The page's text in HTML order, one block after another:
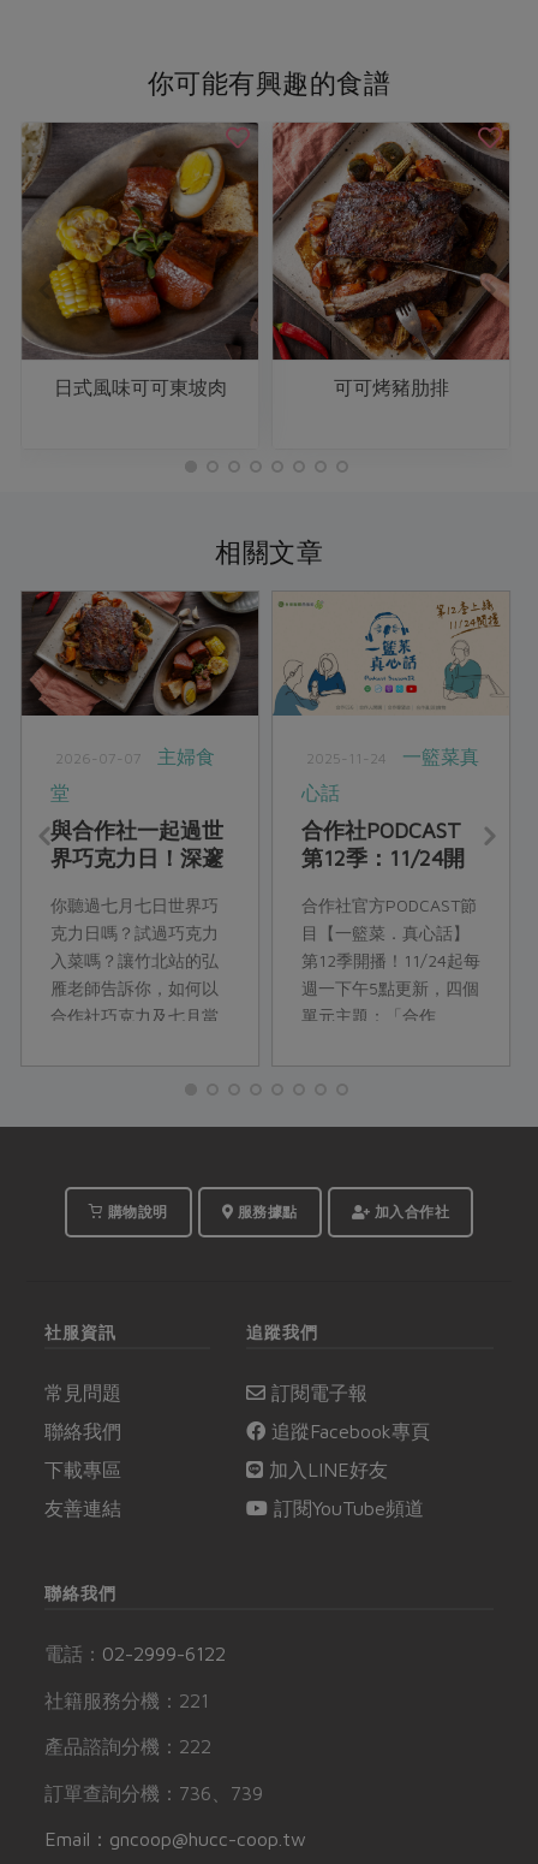
你可能有興趣的食譜
日式風味可可東坡肉 可可烤豬肋排
相關文章
2026-07-07
主婦食
堂
與合作社一起過世
界巧克力日！深邃
饗宴
你聽過七月七日世界巧
克力日嗎？試過巧克力
入菜嗎？讓竹北站的弘
雁老師告訴你，如何以
合作社巧克力及七月當
味的巧克力料理！
2025-11-24
一籃菜真
心話
合作社PODCAST
第12季：11/24開
合作社官方PODCAST節
目【一籃菜．真心話】
第12季開播！11/24起每
週一下午5點更新，四個
單元主題：「合作
講」、「合作瞭望
物」，精彩合作故事，
購物說明 服務據點 加入合作社
社服資訊
常見問題
聯絡我們
下載專區
友善連結
追蹤我們
訂閱電子報
追蹤Facebook專頁
加入LINE好友
訂閱YouTube頻道
聯絡我們
電話： 02-2999-6122
社籍服務分機：221
產品諮詢分機：222
訂單查詢分機：736、739
Email：gncoop@hucc-coop.tw